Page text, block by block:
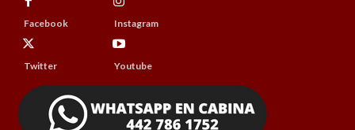
Facebook Instagram
Twitter Youtube